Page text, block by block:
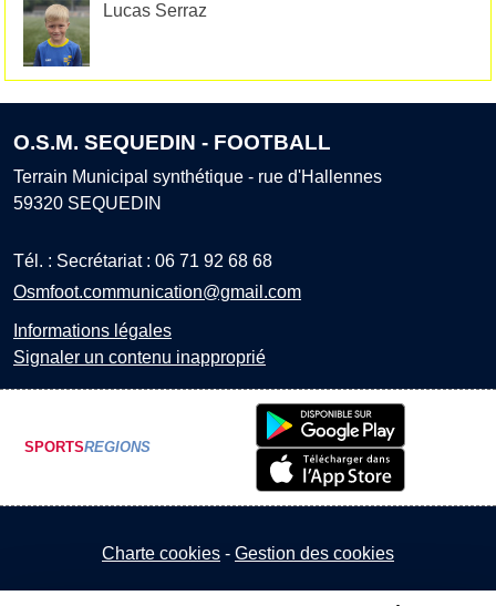
Lucas Serraz
O.S.M. SEQUEDIN - FOOTBALL
Terrain Municipal synthétique - rue d'Hallennes
59320 SEQUEDIN
Tél. : Secrétariat : 06 71 92 68 68
Osmfoot.communication@gmail.com
Informations légales
Signaler un contenu inapproprié
SPORTSREGIONS
Charte cookies Gestion des cookies